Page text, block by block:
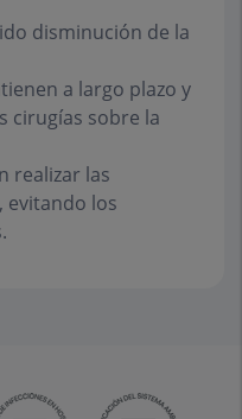
disminución de la
a largo plazo y
cirugías sobre la
realizar las
evitando los